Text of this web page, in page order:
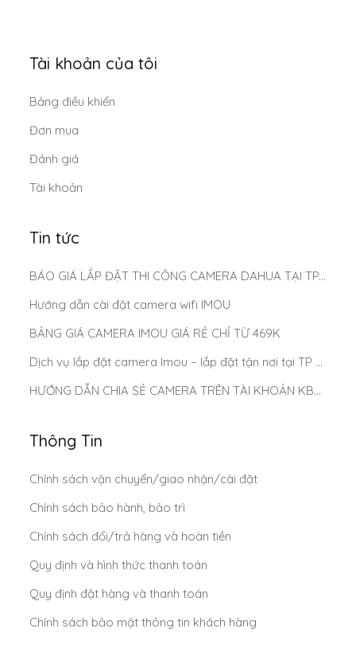
Tài khoản của tôi
Bảng điều khiển
Đơn mua
Đánh giá
Tài khoản
Tin tức
BÁO GIÁ LẮP ĐẶT THI CÔNG CAMERA DAHUA TẠI TP.HCM MỚI NHẤT 2025
Hướng dẫn cài đặt camera wifi IMOU
BẢNG GIÁ CAMERA IMOU GIÁ RẺ CHỈ TỪ 469K
Dịch vụ lắp đặt camera Imou – lắp đặt tận nơi tại TP Hồ Chí Minh
HƯỚNG DẪN CHIA SẺ CAMERA TRÊN TÀI KHOẢN KBONE
Thông Tin
Chính sách vận chuyển/giao nhận/cài đặt
Chính sách bảo hành, bảo trì
Chính sách đổi/trả hàng và hoàn tiền
Quy định và hình thức thanh toán
Quy định đặt hàng và thanh toán
Chính sách bảo mật thông tin khách hàng